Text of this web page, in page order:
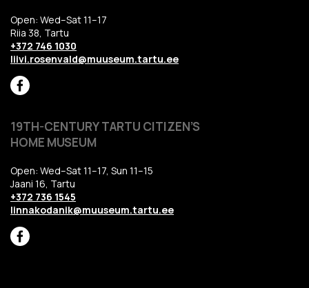
Open: Wed–Sat 11–17
Riia 38, Tartu
+372 746 1030
liivi.rosenvald@muuseum.tartu.ee
19TH-CENTURY TARTU CITIZEN’S
HOME MUSEUM
Open: Wed–Sat 11–17, Sun 11–15
Jaani 16, Tartu
+372 736 1545
linnakodanik@muuseum.tartu.ee